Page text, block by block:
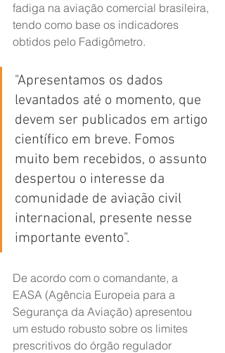
fadiga na aviação comercial brasileira,
tendo como base os indicadores
obtidos pelo Fadigômetro.
"Apresentamos os dados
levantados até o momento, que
devem ser publicados em artigo
científico em breve. Fomos
muito bem recebidos, o assunto
despertou o interesse da
comunidade de aviação civil
internacional, presente nesse
importante evento".
De acordo com o comandante, a
EASA (Agência Europeia para a
Segurança da Aviação) apresentou
um estudo robusto sobre os limites
prescritivos do órgão regulador